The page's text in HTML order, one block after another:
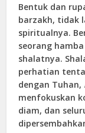
Bentuk dan
barzakh, tidak
spiritualnya.
seorang
shalatnya.
perhatian
dengan Tuhan,
menfokuskan
diam, dan